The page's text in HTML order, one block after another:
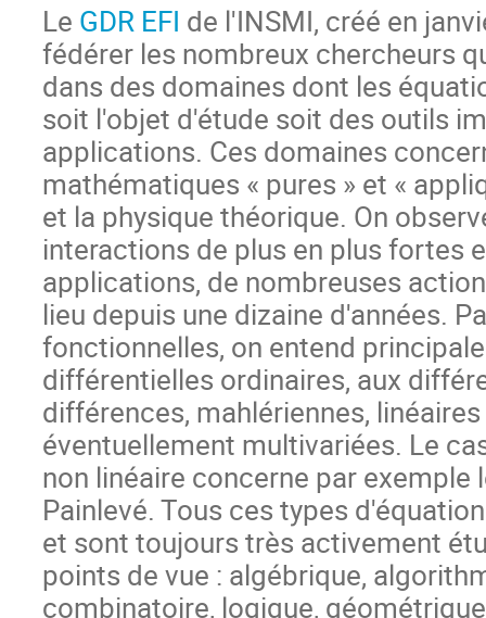
Le GDR EFI de l'INSMI, créé en
fédérer les nombreux chercheurs
dans des domaines dont les
soit l'objet d'étude soit des outils
applications. Ces domaines
mathématiques « pures » et «
et la physique théorique. On
interactions de plus en plus fortes
applications, de nombreuses
lieu depuis une dizaine d'années.
fonctionnelles, on entend
différentielles ordinaires, aux
différences, mahlériennes,
éventuellement multivariées. Le
non linéaire concerne par exemple
Painlevé. Tous ces types
et sont toujours très activement
points de vue : algébrique,
combinatoire, logique,